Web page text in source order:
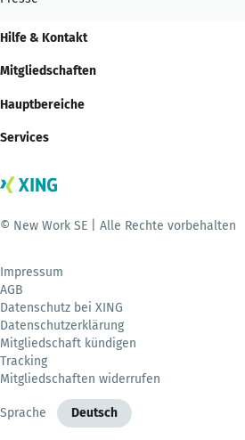
Hilfe & Kontakt
Mitgliedschaften
Hauptbereiche
Services
© New Work SE | Alle Rechte vorbehalten
Impressum
AGB
Datenschutz bei XING
Datenschutzerklärung
Mitgliedschaft kündigen
Tracking
Mitgliedschaften widerrufen
Sprache Deutsch